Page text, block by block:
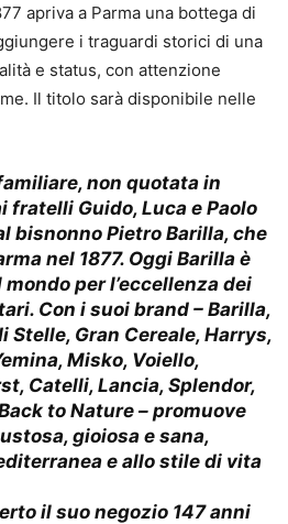
apriva a Parma una bottega di
i traguardi storici di una
e status, con attenzione
Il titolo sarà disponibile nelle
non quotata in
fratelli Guido, Luca e Paolo
bisnonno Pietro Barilla, che
nel 1877. Oggi Barilla è
per l’eccellenza dei
Con i suoi brand – Barilla,
Stelle, Gran Cereale, Harrys,
Misko, Voiello,
Catelli, Lancia, Splendor,
to Nature – promuove
gioiosa e sana,
e allo stile di vita
il suo negozio 147 anni